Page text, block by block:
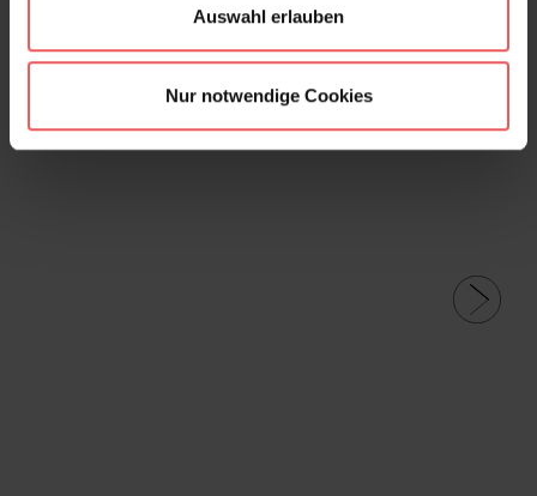
Auswahl erlauben
Nur notwendige Cookies
Produktgalerie überspringen